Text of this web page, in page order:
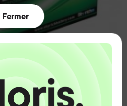
Fermer
Lithium ion que nous
une gamme courte
plus fréquemments